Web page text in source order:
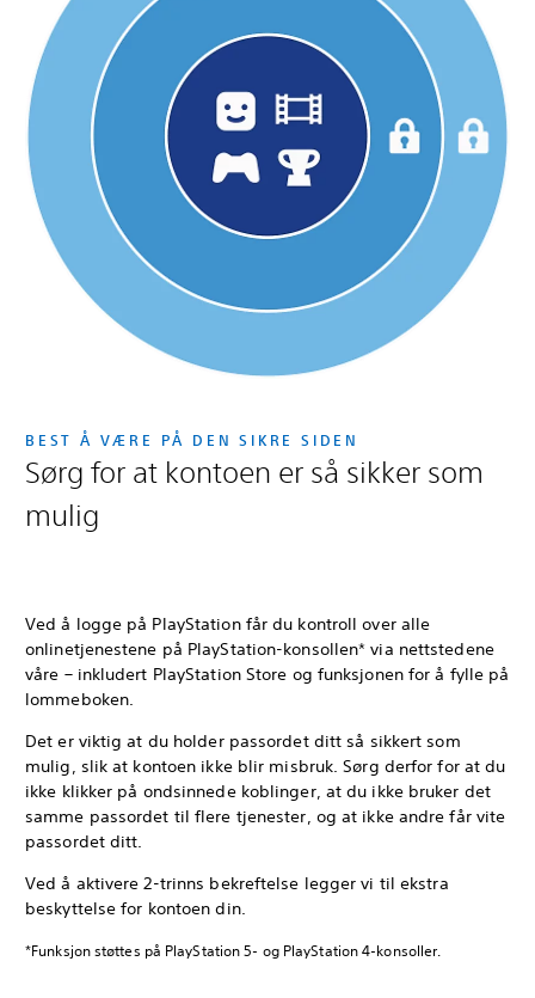
BEST Å VÆRE PÅ DEN SIKRE SIDEN
Sørg for at kontoen er så sikker som
mulig
Ved å logge på PlayStation får du kontroll over alle
onlinetjenestene på PlayStation-konsollen* via nettstedene
våre – inkludert PlayStation Store og funksjonen for å fylle på
lommeboken.
Det er viktig at du holder passordet ditt så sikkert som
mulig, slik at kontoen ikke blir misbruk. Sørg derfor for at du
ikke klikker på ondsinnede koblinger, at du ikke bruker det
samme passordet til flere tjenester, og at ikke andre får vite
passordet ditt.
Ved å aktivere 2-trinns bekreftelse legger vi til ekstra
beskyttelse for kontoen din.
*Funksjon støttes på PlayStation 5- og PlayStation 4-konsoller.